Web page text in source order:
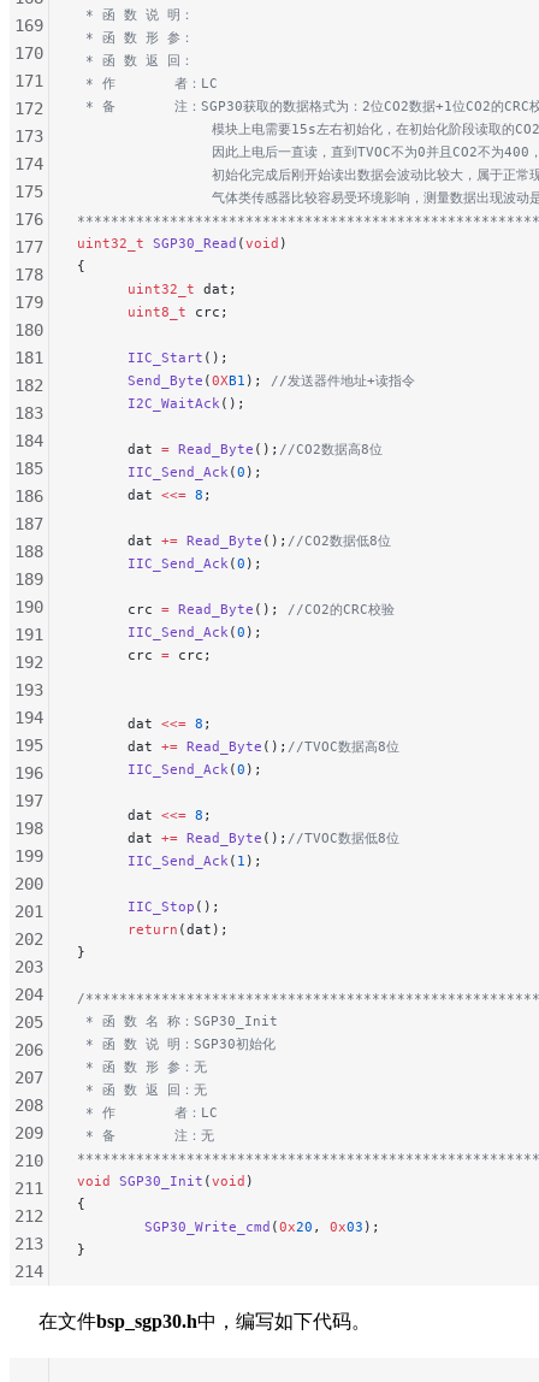
* 函 数 说 明：
* 函 数 形 参：
* 函 数 返 回：
* 作       者：LC
* 备       注：SGP30获取的数据格式为：2位CO2数据+1位CO2的CRC校
模块上电需要15s左右初始化，在初始化阶段读取的
因此上电后一直读，直到TVOC不为0并且CO2不为400
初始化完成后刚开始读出数据会波动比较大，属于正常
气体类传感器比较容易受环境影响，测量数据出现波动
uint32_t SGP30_Read (void )
{
	  uint32_t
dat;
	  uint8_t
crc;
	  IIC_Start
();
	  Send_Byte
(0XB1 );
//发送器件地址+读指令
	  I2C_WaitAck
();
	  dat
= Read_Byte (); //CO2数据高8位
	  IIC_Send_Ack
(0 );
	  dat
<<= 8 ;
	  dat
+= Read_Byte (); //CO2数据低8位
	  IIC_Send_Ack
(0 );
	  crc
= Read_Byte ();
//CO2的CRC校验
	  IIC_Send_Ack
(0 );
	  crc
= crc;
	  dat
<<= 8 ;
	  dat
+= Read_Byte (); //TVOC数据高8位
	  IIC_Send_Ack
(0 );
	  dat
<<= 8 ;
	  dat
+= Read_Byte (); //TVOC数据低8位
	  IIC_Send_Ack
( 1 );
	  IIC_Stop
();
	  return
(dat);
}
/
* 函 数 名 称：SGP30_Init
* 函 数 说 明：SGP30初始化
* 函 数 形 参：无
* 函 数 返 回：无
* 作       者：LC
* 备       注：无
void SGP30_Init (void )
{
		SGP30_Write_cmd
(0x20 , 0x03 );
}
169
170
171
172
173
174
175
176
177
178
179
180
181
182
183
184
185
186
187
188
189
190
191
192
193
194
195
196
197
198
199
200
201
202
203
204
205
206
207
208
209
210
211
212
213
214
216在文件bsp_sgp30.h中，编写如下代码。